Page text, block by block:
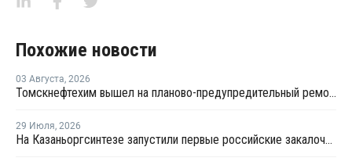
Похожие новости
03 Августа, 2026
Томскнефтехим вышел на планово-предупредительный ремонт
29 Июля, 2026
На Казаньоргсинтезе запустили первые российские закалочно-испарительные аппараты